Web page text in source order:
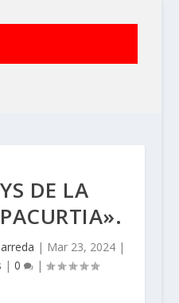
DE LA
| Mar 23, 2024 |
| 0 |